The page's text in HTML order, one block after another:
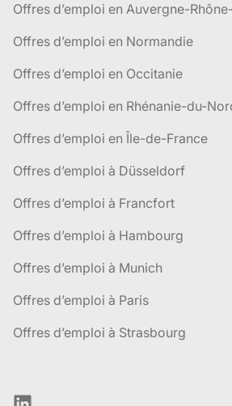
Offres d’emploi en Auvergne-
Offres d’emploi en Normandie
Offres d’emploi en Occitanie
Offres d’emploi en Rhénanie-du-
Offres d’emploi en Île-de-France
Offres d’emploi à Düsseldorf
Offres d’emploi à Francfort
Offres d’emploi à Hambourg
Offres d’emploi à Munich
Offres d’emploi à Paris
Offres d’emploi à Strasbourg
LinkedIn